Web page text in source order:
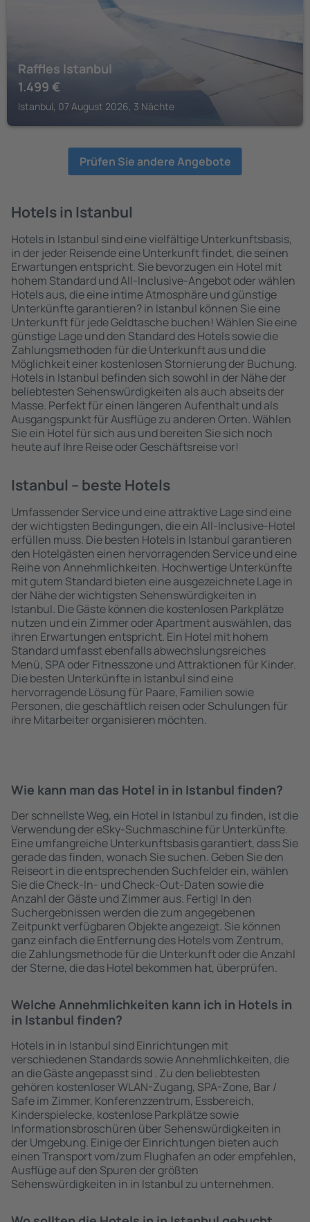
Raffles Istanbul
1.499 €
Istanbul, 07 August 2026, 3 Nächte
Prüfen Sie andere Angebote
Hotels in Istanbul
Hotels in Istanbul sind eine vielfältige Unterkunftsbasis,
in der jeder Reisende eine Unterkunft findet, die seinen
Erwartungen entspricht. Sie bevorzugen ein Hotel mit
hohem Standard und All-Inclusive-Angebot oder wählen
Hotels aus, die eine intime Atmosphäre und günstige
Unterkünfte garantieren? in Istanbul können Sie eine
Unterkunft für jede Geldtasche buchen! Wählen Sie eine
günstige Lage und den Standard des Hotels sowie die
Zahlungsmethoden für die Unterkunft aus und die
Möglichkeit einer kostenlosen Stornierung der Buchung.
Hotels in Istanbul befinden sich sowohl in der Nähe der
beliebtesten Sehenswürdigkeiten als auch abseits der
Masse. Perfekt für einen längeren Aufenthalt und als
Ausgangspunkt für Ausflüge zu anderen Orten. Wählen
Sie ein Hotel für sich aus und bereiten Sie sich noch
heute auf Ihre Reise oder Geschäftsreise vor!
Istanbul – beste Hotels
Umfassender Service und eine attraktive Lage sind eine
der wichtigsten Bedingungen, die ein All-Inclusive-Hotel
erfüllen muss. Die besten Hotels in Istanbul garantieren
den Hotelgästen einen hervorragenden Service und eine
Reihe von Annehmlichkeiten. Hochwertige Unterkünfte
mit gutem Standard bieten eine ausgezeichnete Lage in
der Nähe der wichtigsten Sehenswürdigkeiten in
Istanbul. Die Gäste können die kostenlosen Parkplätze
nutzen und ein Zimmer oder Apartment auswählen, das
ihren Erwartungen entspricht. Ein Hotel mit hohem
Standard umfasst ebenfalls abwechslungsreiches
Menü, SPA oder Fitnesszone und Attraktionen für Kinder.
Die besten Unterkünfte in Istanbul sind eine
hervorragende Lösung für Paare, Familien sowie
Personen, die geschäftlich reisen oder Schulungen für
ihre Mitarbeiter organisieren möchten.
Wie kann man das Hotel in in Istanbul finden?
Der schnellste Weg, ein Hotel in Istanbul zu finden, ist die
Verwendung der eSky-Suchmaschine für Unterkünfte.
Eine umfangreiche Unterkunftsbasis garantiert, dass Sie
gerade das finden, wonach Sie suchen. Geben Sie den
Reiseort in die entsprechenden Suchfelder ein, wählen
Sie die Check-In- und Check-Out-Daten sowie die
Anzahl der Gäste und Zimmer aus. Fertig! In den
Suchergebnissen werden die zum angegebenen
Zeitpunkt verfügbaren Objekte angezeigt. Sie können
ganz einfach die Entfernung des Hotels vom Zentrum,
die Zahlungsmethode für die Unterkunft oder die Anzahl
der Sterne, die das Hotel bekommen hat, überprüfen.
Welche Annehmlichkeiten kann ich in Hotels in
in Istanbul finden?
Hotels in in Istanbul sind Einrichtungen mit
verschiedenen Standards sowie Annehmlichkeiten, die
an die Gäste angepasst sind . Zu den beliebtesten
gehören kostenloser WLAN-Zugang, SPA-Zone, Bar /
Safe im Zimmer, Konferenzzentrum, Essbereich,
Kinderspielecke, kostenlose Parkplätze sowie
Informationsbroschüren über Sehenswürdigkeiten in
der Umgebung. Einige der Einrichtungen bieten auch
einen Transport vom/zum Flughafen an oder empfehlen,
Ausflüge auf den Spuren der größten
Sehenswürdigkeiten in in Istanbul zu unternehmen.